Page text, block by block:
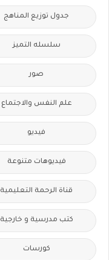
جدول توزيع المناهج
سلسله التميز
صور
علم النفس والاجتماع
فيديو
فيديوهات متنوعة
قناة الرحمة التعليمية
كتب مدرسية و خارجية
كورسات